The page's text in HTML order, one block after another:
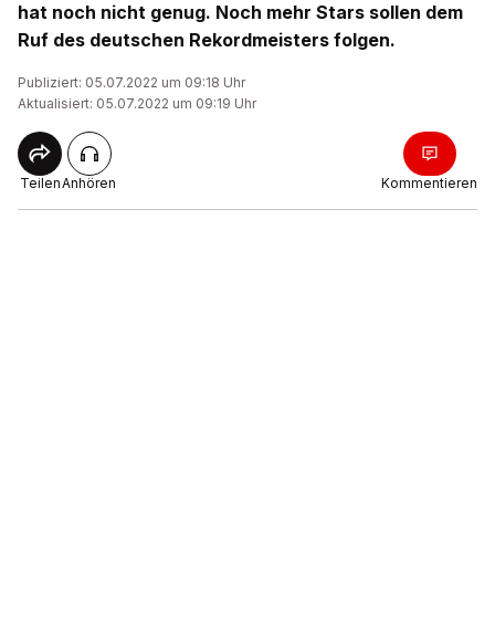
hat noch nicht genug. Noch mehr Stars sollen dem
Ruf des deutschen Rekordmeisters folgen.
Publiziert: 05.07.2022 um 09:18 Uhr
Aktualisiert: 05.07.2022 um 09:19 Uhr
TeilenAnhören Kommentieren